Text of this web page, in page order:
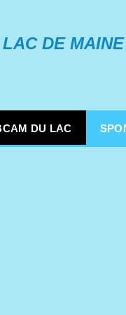
DE MAINE
DU LAC